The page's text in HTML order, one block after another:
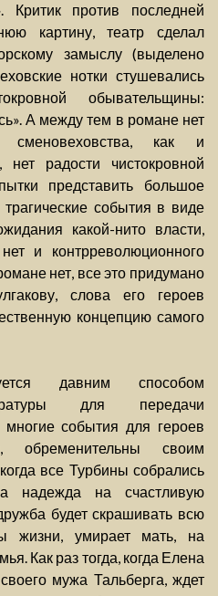
Критик против последней
картину, театр сделал
замыслу (выделено
нотки стушевались
обывательщины:
А между тем в романе нет
сменовеховства, как и
радости чистокровной
представить большое
события в виде
какой-нито власти,
и контрреволюционного
нет, все это придумано
слова его героев
концепцию самого
давним способом
для передачи
многие события для героев
обременительны своим
все Турбины собрались
надежда на счастливую
будет скрашивать всю
жизни, умирает мать, на
Как раз тогда, когда Елена
мужа Тальберга, ждет